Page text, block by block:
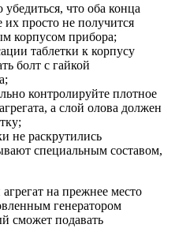
что оба конца
просто не получится
корпусом прибора;
таблетки к корпусу
болт с гайкой
контролируйте плотное
а слой олова должен
не раскрутились
специальным составом,
на прежнее место
генератором
сможет подавать